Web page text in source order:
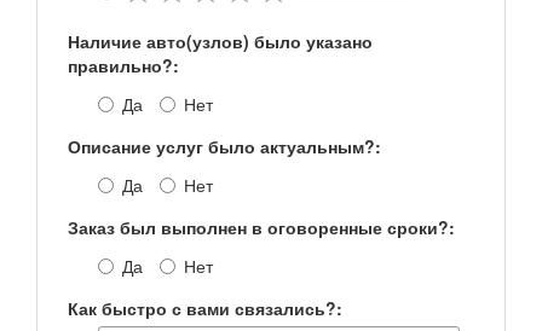
Наличие авто(узлов) было указано
правильно?:
Да
Нет
Описание услуг было актуальным?:
Да
Нет
Заказ был выполнен в оговоренные сроки?:
Да
Нет
Как быстро с вами связались?: